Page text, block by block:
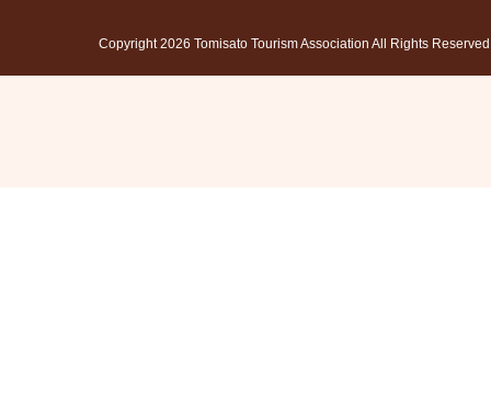
Copyright 2026 Tomisato Tourism Association All Rights